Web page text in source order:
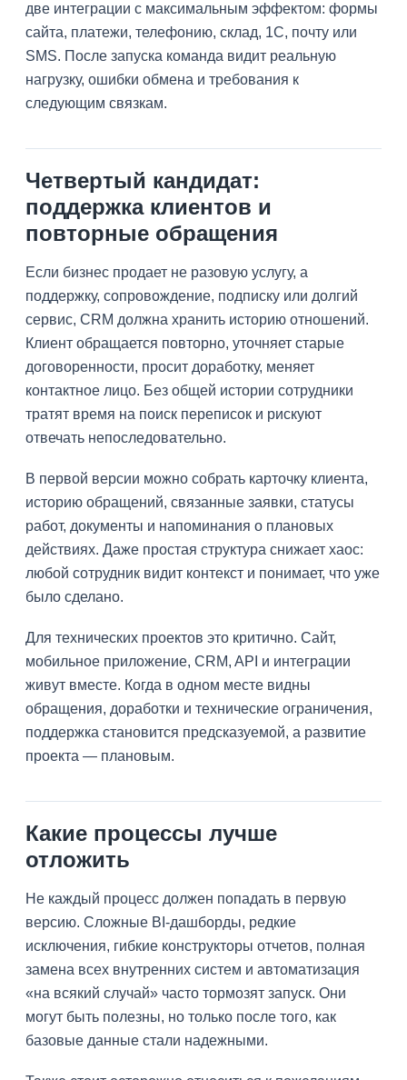
две интеграции с максимальным эффектом: формы
сайта, платежи, телефонию, склад, 1С, почту или
SMS. После запуска команда видит реальную
нагрузку, ошибки обмена и требования к
следующим связкам.
Четвертый кандидат:
поддержка клиентов и
повторные обращения
Если бизнес продает не разовую услугу, а
поддержку, сопровождение, подписку или долгий
сервис, CRM должна хранить историю отношений.
Клиент обращается повторно, уточняет старые
договоренности, просит доработку, меняет
контактное лицо. Без общей истории сотрудники
тратят время на поиск переписок и рискуют
отвечать непоследовательно.
В первой версии можно собрать карточку клиента,
историю обращений, связанные заявки, статусы
работ, документы и напоминания о плановых
действиях. Даже простая структура снижает хаос:
любой сотрудник видит контекст и понимает, что уже
было сделано.
Для технических проектов это критично. Сайт,
мобильное приложение, CRM, API и интеграции
живут вместе. Когда в одном месте видны
обращения, доработки и технические ограничения,
поддержка становится предсказуемой, а развитие
проекта — плановым.
Какие процессы лучше
отложить
Не каждый процесс должен попадать в первую
версию. Сложные BI-дашборды, редкие
исключения, гибкие конструкторы отчетов, полная
замена всех внутренних систем и автоматизация
«на всякий случай» часто тормозят запуск. Они
могут быть полезны, но только после того, как
базовые данные стали надежными.